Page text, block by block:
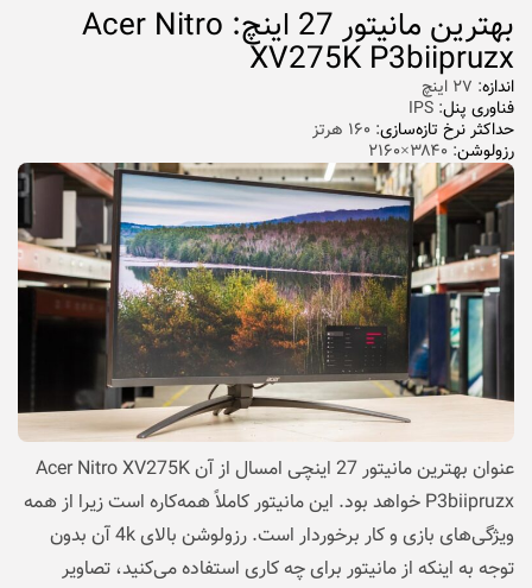
بهترین مانیتور 27 اینچ: Acer Nitro
XV275K P3biipruzx
اندازه: ۲۷ اینچ
فناوری پنل: IPS
حداکثر نرخ تازه‌سازی: ۱۶۰ هرتز
رزولوشن: ۳۸۴۰×۲۱۶۰
عنوان بهترین مانیتور 27 اینچی امسال از آن Acer Nitro XV275K
P3biipruzx خواهد بود. این مانیتور کاملاً همه‌کاره است زیرا از همه
ویژگی‌های بازی و کار برخوردار است. رزولوشن بالای 4k آن بدون
توجه به اینکه از مانیتور برای چه کاری استفاده می‌کنید، تصاویر